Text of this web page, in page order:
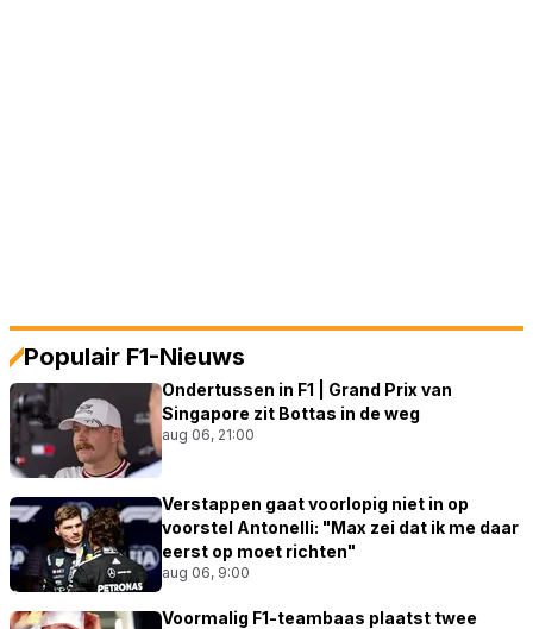
Populair F1-Nieuws
Ondertussen in F1 | Grand Prix van
Singapore zit Bottas in de weg
aug 06, 21:00
Verstappen gaat voorlopig niet in op
voorstel Antonelli: "Max zei dat ik me daar
eerst op moet richten"
aug 06, 9:00
Voormalig F1-teambaas plaatst twee